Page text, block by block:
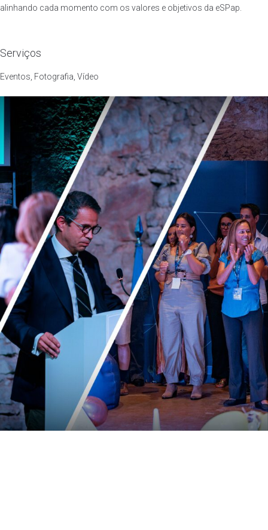
alinhando cada momento com os valores e objetivos da eSPap.
Serviços
Eventos Fotografia Vídeo